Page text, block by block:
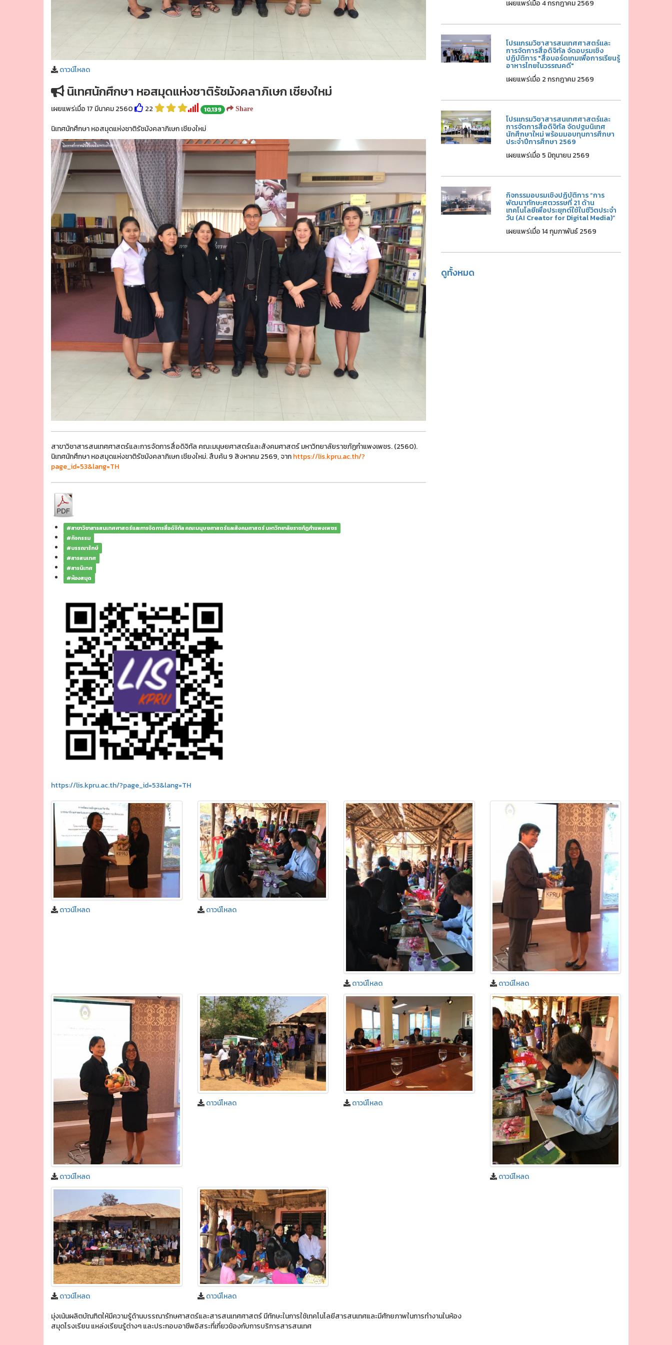
ดาวน์โหลด
นิเทศนักศึกษา หอสมุดแห่งชาติรัชมังคลาภิเษก เชียงใหม่
เผยแพร่เมื่อ 17 มีนาคม 2560 22 10,139 Share
นิเทศนักศึกษา หอสมุดแห่งชาติรัชมังคลาภิเษก เชียงใหม่
สาขาวิชาสารสนเทศศาสตร์และการจัดการสื่อดิจิทัล คณะมนุษยศาสตร์และสังคมศาสตร์ มหาวิทยาลัยราชภัฏกำแพงเพชร. (2560).
นิเทศนักศึกษา หอสมุดแห่งชาติรัชมังคลาภิเษก เชียงใหม่. สืบค้น 9 สิงหาคม 2569, จากhttps://lis.kpru.ac.th/?
page_id=53&lang=TH
#สาขาวิชาสารสนเทศศาสตร์และการจัดการสื่อดิจิทัล คณะมนุษยศาสตร์และสังคมศาสตร์ มหาวิทยาลัยราชภัฏกำแพงเพชร
#กิจกรรม
#บรรณารักษ์
#สารสนเทศ
#สารนิเทศ
#ห้องสมุด
https://lis.kpru.ac.th/?page_id=53&lang=TH
เผยแพร่เมื่อ 4 กรกฎาคม 2569
โปรแกรมวิชาสารสนเทศศาสตร์และ
การจัดการสื่อดิจิทัล จัดอบรมเชิง
ปฏิบัติการ "สื่อบอร์ดเกมเพื่อการเรียนรู้
อาหารไทยในวรรณคดี"
เผยแพร่เมื่อ 2 กรกฎาคม 2569
โปรแกรมวิชาสารสนเทศศาสตร์และ
การจัดการสื่อดิจิทัล จัดปฐมนิเทศ
นักศึกษาใหม่ พร้อมมอบทุนการศึกษา
ประจำปีการศึกษา 2569
เผยแพร่เมื่อ 5 มิถุนายน 2569
กิจกรรมอบรมเชิงปฏิบัติการ “การ
พัฒนาทักษะศตวรรษที่ 21 ด้าน
เทคโนโลยีเพื่อประยุกต์ใช้ในชีวิตประจำ
วัน (AI Creator for Digital Media)”
เผยแพร่เมื่อ 14 กุมภาพันธ์ 2569
ดูทั้งหมด
ดาวน์โหลด ดาวน์โหลด
ดาวน์โหลด ดาวน์โหลด
ดาวน์โหลด
ดาวน์โหลด ดาวน์โหลด
ดาวน์โหลด
ดาวน์โหลด
ดาวน์โหลด
มุ่งเน้นผลิตบัณฑิตให้มีความรู้ด้านบรรณารักษศาสตร์และสารสนเทศศาสตร์ มีทักษะในการใช้เทคโนโลยีสารสนเทศและมีศักยภาพในการทํางานในห้อง
สมุดโรงเรียน แหล่งเรียนรู้ต่างๆ และประกอบอาชีพอิสระที่เกี่ยวข้องกับการบริการสารสนเทศ